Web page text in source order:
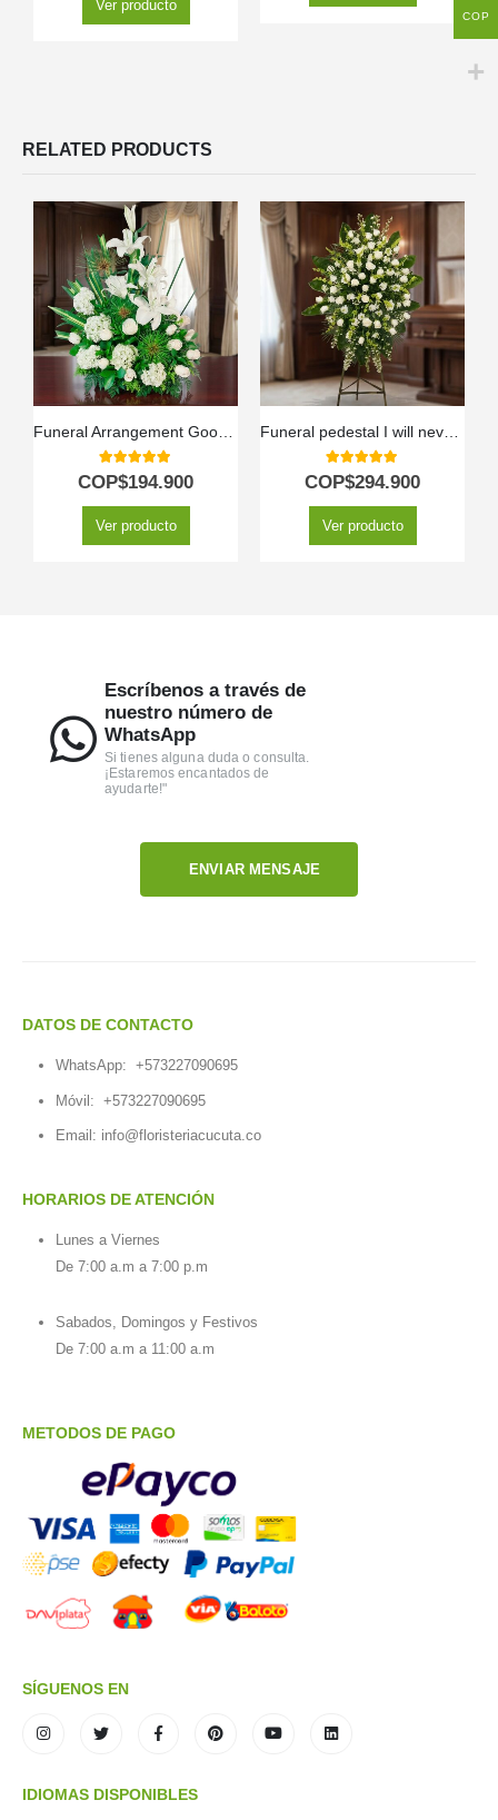
Ver producto
RELATED PRODUCTS
5.00out of 5
COP$194.900
Ver producto
5.00out of 5
COP$294.900
Ver producto
Escríbenos a través de
nuestro número de
WhatsApp
Si tienes alguna duda o consulta.
¡Estaremos encantados de
ayudarte!"
ENVIAR MENSAJE
DATOS DE CONTACTO
WhatsApp: +573227090695
Móvil: +573227090695
Email: info@floristeriacucuta.co
HORARIOS DE ATENCIÓN
Lunes a Viernes
De 7:00 a.m a 7:00 p.m
Sabados, Domingos y Festivos
De 7:00 a.m a 11:00 a.m
METODOS DE PAGO
SÍGUENOS EN
IDIOMAS DISPONIBLES
COP